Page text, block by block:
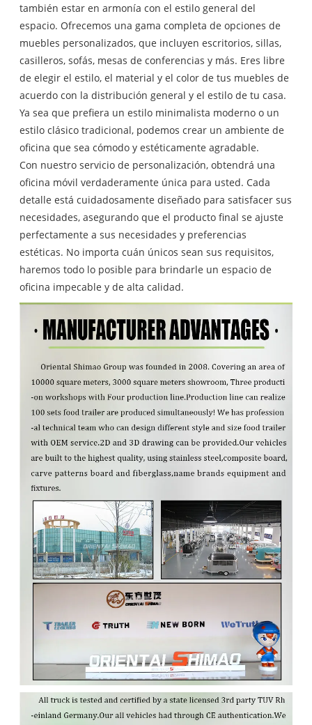
también estar en armonía con el estilo general del
espacio. Ofrecemos una gama completa de opciones de
muebles personalizados, que incluyen escritorios, sillas,
casilleros, sofás, mesas de conferencias y más. Eres libre
de elegir el estilo, el material y el color de tus muebles de
acuerdo con la distribución general y el estilo de tu casa.
Ya sea que prefiera un estilo minimalista moderno o un
estilo clásico tradicional, podemos crear un ambiente de
oficina que sea cómodo y estéticamente agradable.
Con nuestro servicio de personalización, obtendrá una
oficina móvil verdaderamente única para usted. Cada
detalle está cuidadosamente diseñado para satisfacer sus
necesidades, asegurando que el producto final se ajuste
perfectamente a sus necesidades y preferencias
estéticas. No importa cuán únicos sean sus requisitos,
haremos todo lo posible para brindarle un espacio de
oficina impecable y de alta calidad.